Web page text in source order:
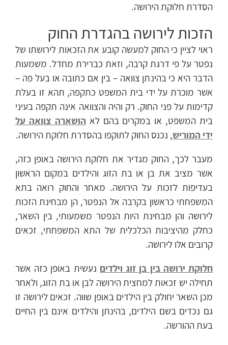
הסדרת חלוקת הירושה.
הזכות לירושה בהגדרת החוק
ראוי לציין כי החוק למעשה קובע את הזכאות לירושתו של
נפטר על פי דרגת קרבה, וזאת כברירת מחדל. משמעות
הדבר היא כי בהינתן צוואה – בין אם כתובה או בעל פה –
אשר מוכרת על ידי בית המשפט כתקפה, תהא זו בעלת
קדימות על פני החוק. רק והיה והצוואה אינה תקפה בעיני
בית המשפט, או במקרים בהם לא הושארה צוואה על
ידי המוריש, נכנס החוק לתוקפו בהסדרת חלוקת הירושה.
מעבר לכך, החוק מגדיר את חלוקת הירושה באופן כזה,
אשר מציב את בן או בת הזוג והילדים במקום הראשון
בעדיפות לזכות על הירושה. מאחר והחוק רואה בתא
המשפחתי כראשון בקרבה אל הנפטר, הן מבחינת הזכות
לירושה והן מבחינת היות הנפטר משמעותי, בין השאר,
כחלק מהיציבות הכלכלית של התא המשפחתי, זכאים
קרובים אלו לירושה.
חלוקת ירושה בין בן זוג וילדים נעשית באופן כזה אשר
תחילה יש זכאות למחצית הירושה לבן או בת הזוג, ולאחר
מכן השאר יחולק בין הילדים באופן שווה. זכאים לירושה זו
גם נכדים בשם הילדים, בהינתן והילדים אינם בין החיים
בעת ההורשה.